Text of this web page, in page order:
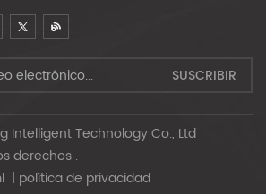
Intelligent Technology Co., Ltd
derechos .
| política de privacidad